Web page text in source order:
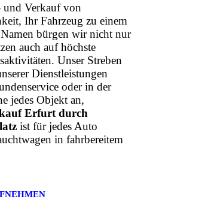
und Verkauf von
Ihr Fahrzeug zu einem
bürgen wir nicht nur
auch auf höchste
Unser Streben
Dienstleistungen
oder in der
jedes Objekt an,
Erfurt durch
ist für jedes Auto
in fahrbereitem